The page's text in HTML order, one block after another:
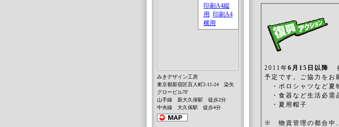
2011年6月15日以降
予定です。ご協力をお
・ポロシャツなど夏
・食器など生活必需
・夏用帽子
※ 物資管理の都合中、
みきデザイン工房
東京都新宿区百人町2-11-24 染矢
グロービル7F
山手線 新大久保駅 徒歩2分
中央線 大久保駅 徒歩4分